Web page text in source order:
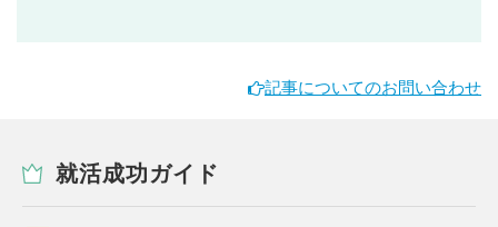
記事についてのお問い合わせ
就活成功ガイド